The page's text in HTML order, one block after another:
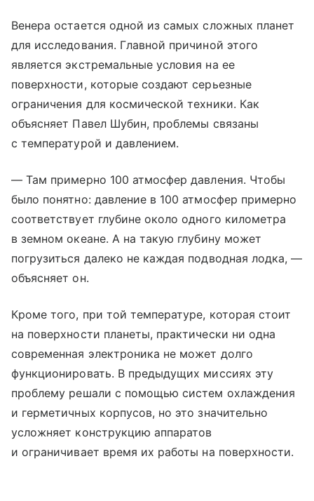
Венера остается одной из самых сложных планет
для исследования. Главной причиной этого
является экстремальные условия на ее
поверхности, которые создают серьезные
ограничения для космической техники. Как
объясняет Павел Шубин, проблемы связаны
с температурой и давлением.
— Там примерно 100 атмосфер давления. Чтобы
было понятно: давление в 100 атмосфер примерно
соответствует глубине около одного километра
в земном океане. А на такую глубину может
погрузиться далеко не каждая подводная лодка, —
объясняет он.
Кроме того, при той температуре, которая стоит
на поверхности планеты, практически ни одна
современная электроника не может долго
функционировать. В предыдущих миссиях эту
проблему решали с помощью систем охлаждения
и герметичных корпусов, но это значительно
усложняет конструкцию аппаратов
и ограничивает время их работы на поверхности.